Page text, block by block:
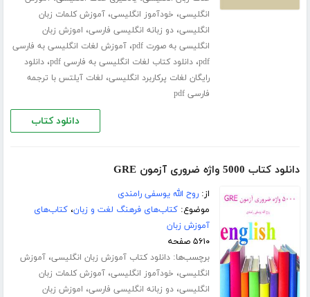
انگلیسی، خودآموز انگلیسی،آموزش کلمات زبان
انگلیسی،دو زبانه انگلیسی فارسی، اموزش زبان
انگلیسی به صورت pdf
،آموزش لغات انگلیسی به فارسی
pdf،دانلود کتاب لغات انگلیسی به فارسی pdf ،دانلود
رایگان لغات پرکاربرد انگلیسی، لغات آیلتس با ترجمه
فارسی pdf
دانلود کتاب
دانلود کتاب 5000 واژه ضروری آزمون GRE
از:روح الله یوسفی رامندی
موضوع:کتاب‌های فرهنگ لغت و زبان،کتاب‌های
آموزش زبان
۵۶۱۰ صفحه
برچسب‌ها:دانلود کتاب آموزش زبان انگلیسی،آموزش
انگلیسی، خودآموز انگلیسی،آموزش کلمات زبان
انگلیسی،دو زبانه انگلیسی فارسی، اموزش زبان